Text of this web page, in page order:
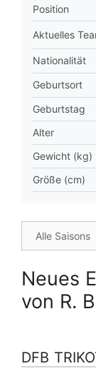
Position
Aktuelles
Nationalität
Geburtsort
Geburtstag
Alter
Gewicht (kg)
Größe (cm)
Neues
von R.
DFB